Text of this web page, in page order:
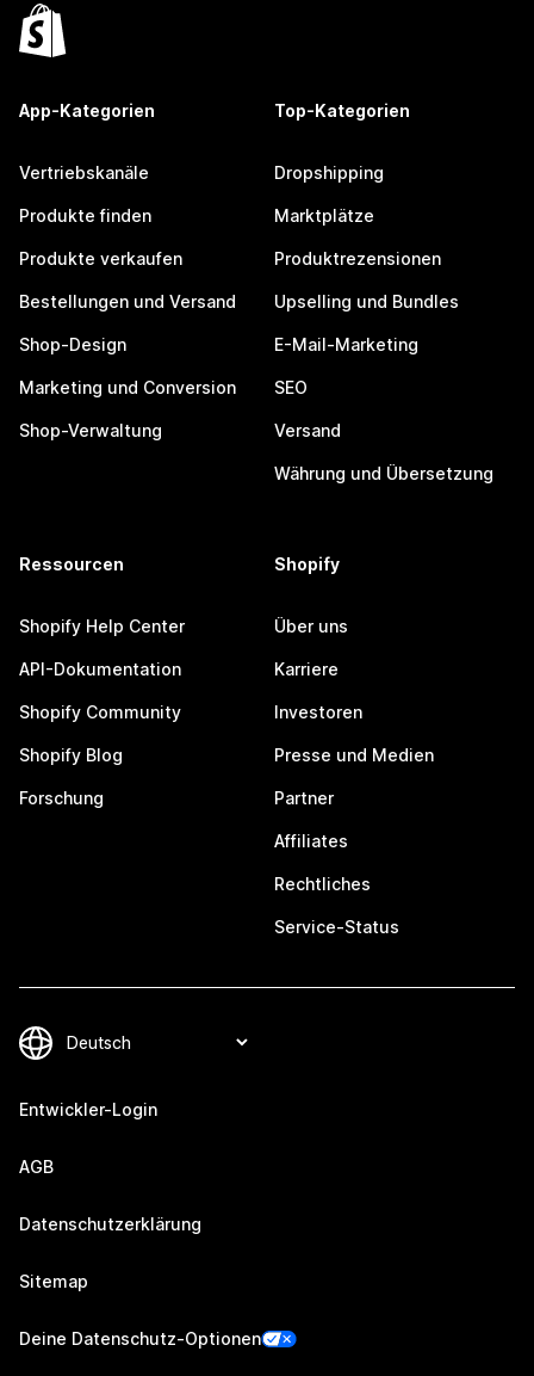
App-Kategorien
Vertriebskanäle
Produkte finden
Produkte verkaufen
Bestellungen und Versand
Shop-Design
Marketing und Conversion
Shop-Verwaltung
Top-Kategorien
Dropshipping
Marktplätze
Produktrezensionen
Upselling und Bundles
E-Mail-Marketing
SEO
Versand
Währung und Übersetzung
Ressourcen
Shopify Help Center
API-Dokumentation
Shopify Community
Shopify Blog
Forschung
Shopify
Über uns
Karriere
Investoren
Presse und Medien
Partner
Affiliates
Rechtliches
Service-Status
Entwickler-Login
AGB
Datenschutzerklärung
Sitemap
Deine Datenschutz-Optionen